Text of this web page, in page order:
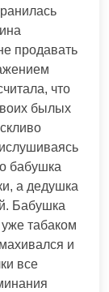
продавать
что
былых
бабушка
а дедушка
Бабушка
табаком
и
все